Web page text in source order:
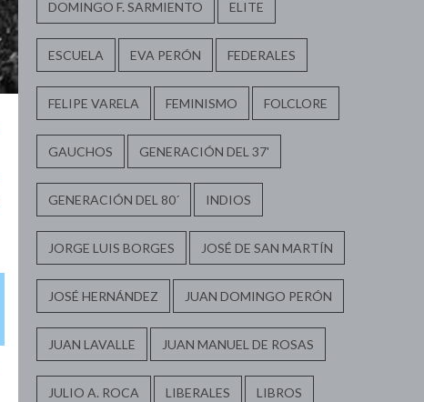
DOMINGO F. SARMIENTO ELITE
ESCUELA EVA PERÓN FEDERALES
FELIPE VARELA FEMINISMO FOLCLORE
GAUCHOS GENERACIÓN DEL 37'
GENERACIÓN DEL 80´ INDIOS
JORGE LUIS BORGES JOSÉ DE SAN MARTÍN
JOSÉ HERNÁNDEZ JUAN DOMINGO PERÓN
JUAN LAVALLE JUAN MANUEL DE ROSAS
JULIO A. ROCA LIBERALES LIBROS